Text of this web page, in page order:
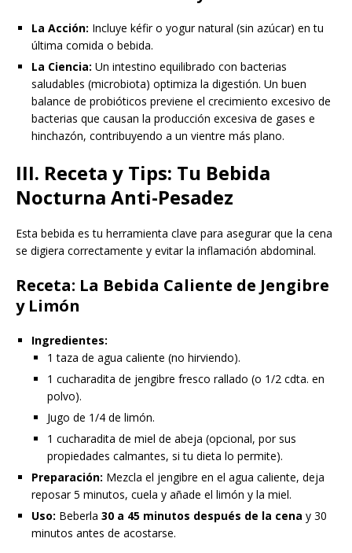
La Acción: Incluye kéfir o yogur natural (sin azúcar) en tu
última comida o bebida.
La Ciencia: Un intestino equilibrado con bacterias
saludables (microbiota) optimiza la digestión. Un buen
balance de probióticos previene el crecimiento excesivo de
bacterias que causan la producción excesiva de gases e
hinchazón, contribuyendo a un vientre más plano.
III. Receta y Tips: Tu Bebida
Nocturna Anti-Pesadez
Esta bebida es tu herramienta clave para asegurar que la cena
se digiera correctamente y evitar la inflamación abdominal.
Receta: La Bebida Caliente de Jengibre
y Limón
Ingredientes:
1 taza de agua caliente (no hirviendo).
1 cucharadita de jengibre fresco rallado (o 1/2 cdta. en
polvo).
Jugo de 1/4 de limón.
1 cucharadita de miel de abeja (opcional, por sus
propiedades calmantes, si tu dieta lo permite).
Preparación: Mezcla el jengibre en el agua caliente, deja
reposar 5 minutos, cuela y añade el limón y la miel.
Uso: Beberla 30 a 45 minutos después de la cena y 30
minutos antes de acostarse.